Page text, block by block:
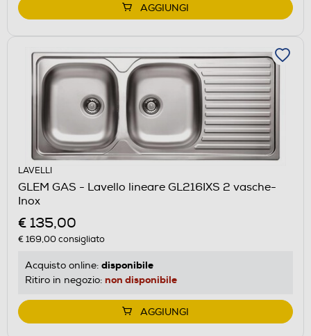
AGGIUNGI
LAVELLI
GLEM GAS - Lavello lineare GL216IXS 2 vasche-
Inox
€ 135,00
€ 169,00consigliato
Acquisto online: disponibile
Ritiro in negozio: non disponibile
AGGIUNGI